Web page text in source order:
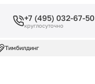
+7 (495) 032-67-50
круглосуточно
Тимбилдинг